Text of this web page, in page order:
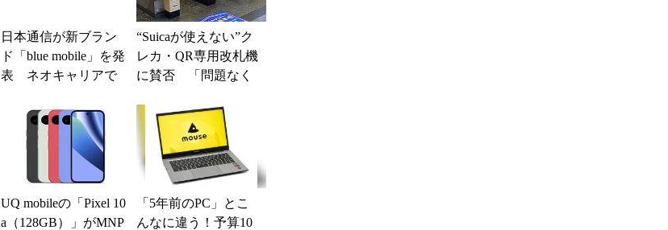
日本通信が新ブラン
ド「blue mobile」を発
表 ネオキャリアで
“Suicaが使えない”ク
レカ・QR専用改札機
に賛否 「問題なく
系ICの方がスムー...
UQ mobileの「Pixel 10
a（128GB）」がMNP
「5年前のPC」とこ
んなに違う！予算10